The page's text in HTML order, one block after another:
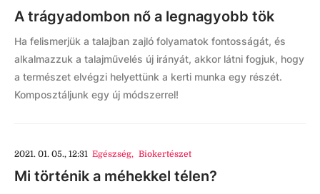
A trágyadombon nő a legnagyobb tök
Ha felismerjük a talajban zajló folyamatok fontosságát, és
alkalmazzuk a talajművelés új irányát, akkor látni fogjuk, hogy
a természet elvégzi helyettünk a kerti munka egy részét.
Komposztáljunk egy új módszerrel!
2021. 01. 05., 12:31 Egészség, Biokertészet
Mi történik a méhekkel télen?